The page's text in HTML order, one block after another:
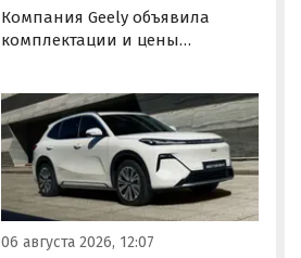
Компания Geely объявила
комплектации и цены
установкой последовательного
типа. Автомобиль оснащен
инновационной системой под
названием Electric Motor
Extended Range (EM-R) и может
заряжаться от 30 до 80% всего
за 20 минут.
06 августа 2026, 12:07